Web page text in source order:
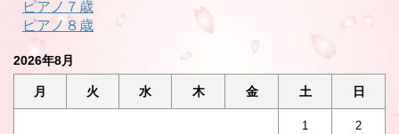
ピアノ７歳
ピアノ８歳
2026年8月
月 火 水 木 金 土 日
1 2